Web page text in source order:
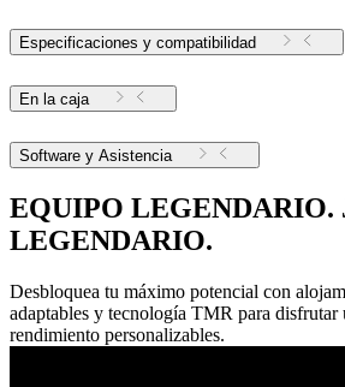
Especificaciones y compatibilidad
En la caja
Software y Asistencia
EQUIPO LEGENDARIO.
LEGENDARIO.
Desbloquea tu máximo potencial con
adaptables y tecnología TMR para disfrutar
rendimiento personalizables.